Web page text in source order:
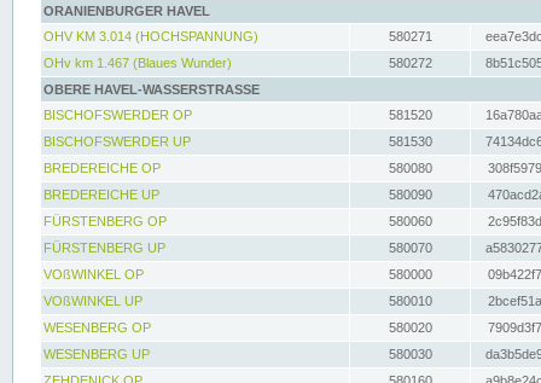
ORANIENBURGER HAVEL
OHV KM 3.014 (HOCHSPANNUNG)
580271
OHv km 1.467 (Blaues Wunder)
580272
OBERE HAVEL-WASSERSTRASSE
BISCHOFSWERDER OP
581520
BISCHOFSWERDER UP
581530
BREDEREICHE OP
580080
BREDEREICHE UP
580090
FÜRSTENBERG OP
580060
FÜRSTENBERG UP
580070
VOßWINKEL OP
580000
VOßWINKEL UP
580010
WESENBERG OP
580020
WESENBERG UP
580030